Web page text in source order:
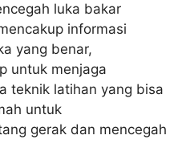
luka bakar
informasi
yang benar,
untuk menjaga
teknik latihan yang bisa
untuk
gerak dan mencegah